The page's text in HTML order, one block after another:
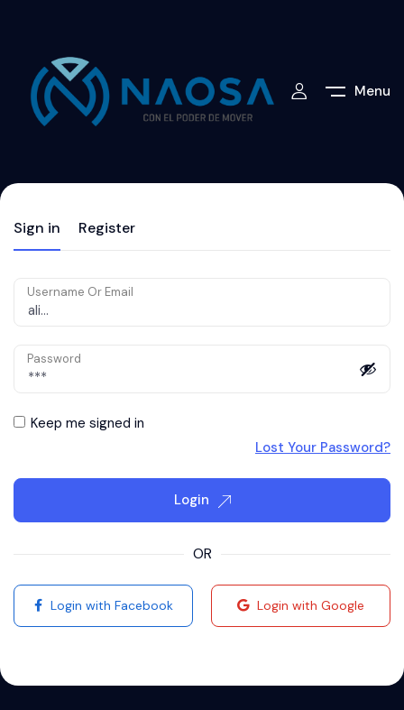
Menu
Sign in Register
Username Or Email
Password
Keep me signed in
Lost Your Password?
Login
OR
Login with Facebook Login with Google